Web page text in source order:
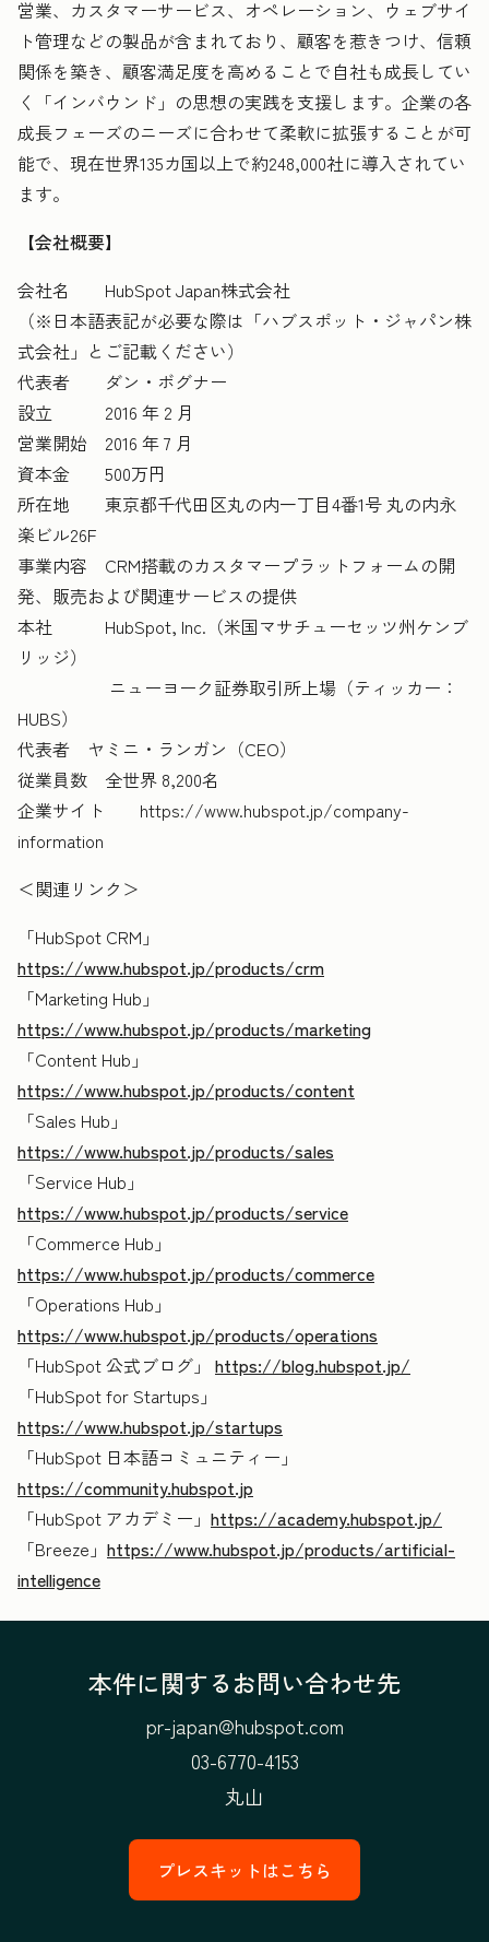
営業、カスタマーサービス、オペレーション、ウェブサイ
ト管理などの製品が含まれており、顧客を惹きつけ、信頼
関係を築き、顧客満足度を高めることで自社も成長してい
く「インバウンド」の思想の実践を支援します。企業の各
成長フェーズのニーズに合わせて柔軟に拡張することが可
能で、現在世界135カ国以上で約248,000社に導入されてい
ます。
【会社概要】
会社名 HubSpot Japan株式会社
（※日本語表記が必要な際は「ハブスポット・ジャパン株
式会社」とご記載ください）
代表者 ダン・ボグナー
設立 2016 年 2 月
営業開始 2016 年 7 月
資本金 500万円
所在地 東京都千代田区丸の内一丁目4番1号 丸の内永
楽ビル26F
事業内容 CRM搭載のカスタマープラットフォームの開
発、販売および関連サービスの提供
本社 HubSpot, Inc.（米国マサチューセッツ州ケンブ
リッジ）
ニューヨーク証券取引所上場（ティッカー：
HUBS）
代表者 ヤミニ・ランガン（CEO）
従業員数 全世界 8,200名
企業サイト https://www.hubspot.jp/company-
information
＜関連リンク＞
「HubSpot CRM」
https://www.hubspot.jp/products/crm
「Marketing Hub」
https://www.hubspot.jp/products/marketing
「Content Hub」
https://www.hubspot.jp/products/content
「Sales Hub」
https://www.hubspot.jp/products/sales
「Service Hub」
https://www.hubspot.jp/products/service
「Commerce Hub」
https://www.hubspot.jp/products/commerce
「Operations Hub」
https://www.hubspot.jp/products/operations
「HubSpot 公式ブログ」 https://blog.hubspot.jp/
「HubSpot for Startups」
https://www.hubspot.jp/startups
「HubSpot 日本語コミュニティー」
https://community.hubspot.jp
「HubSpot アカデミー」 https://academy.hubspot.jp/
「Breeze」 https://www.hubspot.jp/products/artificial-
intelligence
本件に関するお問い合わせ先
pr-japan@hubspot.com
03-6770-4153
丸山
プレスキットはこちら